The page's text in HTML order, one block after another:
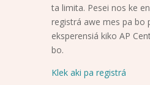
ta limita. Pesei nos ke
registrá awe mes pa bo
eksperensiá kiko AP
bo.
Klek aki pa registrá